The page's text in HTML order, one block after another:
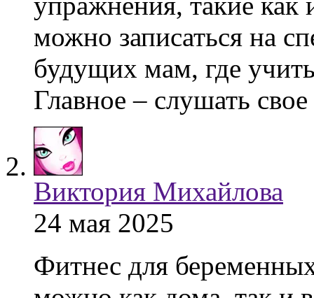
можно записаться на
будущих мам, где
Главное – слушать
Виктория Михайлова
24 мая 2025
Фитнес для